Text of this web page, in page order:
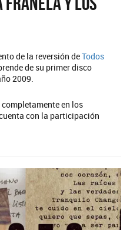
de la reversión deTodos
de su primer disco
2009.
en los
con la participación